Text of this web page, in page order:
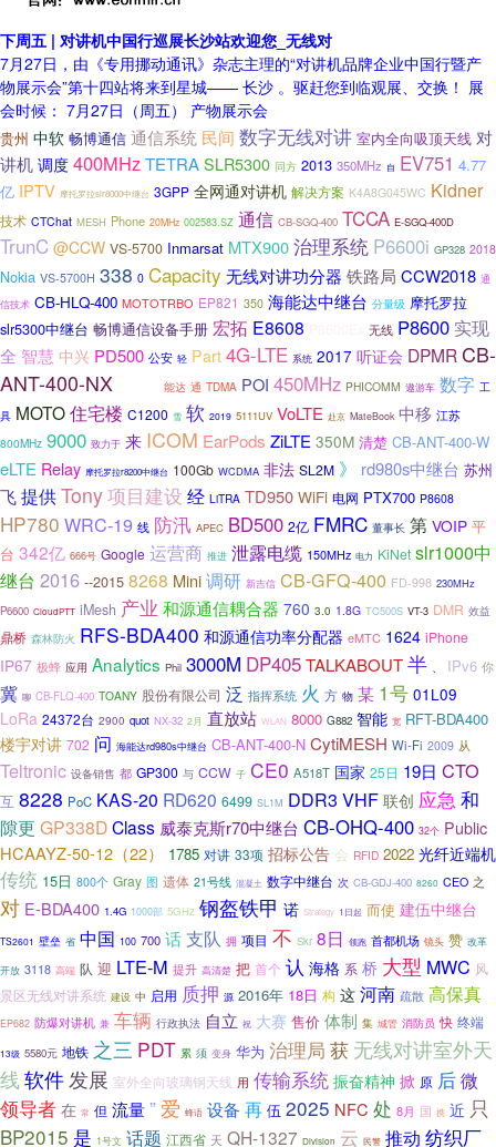
下周五 | 对讲机中国行巡展长沙站欢迎您_无线对
7月27日，由《专用挪动通讯》杂志主理的“对讲机品牌企业中国行暨产
物展示会”第十四站将来到星城—— 长沙 。驱赶您到临观展、交换！ 展
会时候： 7月27日（周五） 产物展示会
贵州 中软 畅博通信 通信系统 民间 数字无线对讲 室内全向吸顶天线 对
讲机 调度 400MHzTETRA SLR5300 同方 2013 350MHz 自 EV751 4.77
亿 IPTV 摩托罗拉slr8000中继台 3GPP 全网通对讲机 解决方案 K4A8G045WC Kidner
技术 CTChat MESH Phone 20MHz 002583.SZ 通信 CB-SGQ-400 TCCA E-SGQ-400D
TrunC @CCW VS-5700 Inmarsat MTX900治理系统 P6600i GP328 2018
Nokia VS-5700H 338 0 Capacity 无线对讲功分器 铁路局 CCW2018 通
信技术 CB-HLQ-400 MOTOTRBO EP821 350 海能达中继台 分量级 摩托罗拉
slr5300中继台 畅博通信设备手册 宏拓 E8608 无线 P8600 实现
全 智慧 中兴 PD500 公安 轻 Part 4G-LTE 系统 2017 听证会 DPMR CB-
ANT-400-NX
能达 通 TDMA POI 450MHz PHICOMM 遨游车 数字 工
具 MOTO住宅楼 C1200 雪 软 2019 5111UV VoLTE 赴京 MateBook 中移 江苏
800MHz 9000 致力于 来 ICOM EarPods ZiLTE 350M 清楚 CB-ANT-400-W
eLTE Relay 摩托罗拉r8200中继台 100Gb WCDMA 非法 SL2M 》 rd980s中继台 苏州
飞提供Tony项目建设 经 LiTRA TD950 WiFi 电网 PTX700 P8608
HP780 WRC-19 线 防汛 APEC BD500 2亿 FMRC 董事长 第 VOIP 平
台 342亿 666号 Google 运营商 推进 泄露电缆 150MHz 电力 KiNet slr1000中
继台 2016 --2015 8268 Mini调研 新吉信 CB-GFQ-400 FD-998 230MHz
P6600 CloudPTT iMesh 产业 和源通信耦合器 760 3.0 1.8G TC500S VT-3 DMR 效益
鼎桥 森林防火 RFS-BDA400 和源通信功率分配器 eMTC 1624 iPhone
IP67 极蜂 应用 Analytics Phil 3000M DP405TALKABOUT半 、 IPv6 你
冀 聊 CB-FLQ-400 TOANY 股份有限公司 泛 指挥系统 火 方 物 某 1号 01L09
LoRa 24372台 2900 quot NX-32 2月 直放站 WLAN 8000 G882 智能 宽 RFT-BDA400
楼宇对讲 702 问 海能达rd980s中继台 CB-ANT-400-N CytiMESH Wi-Fi 2009 从
Teltronic 设备销售 都 GP300 与 CCW 子 CE0 A518T 国家 25日 19日 CTO
互 8228 PoC KAS-20 RD620 6499 SL1M DDR3 VHF 联创 应急 和
隙更 GP338DClass 威泰克斯r70中继台 CB-OHQ-400 32个 Public
HCAAYZ-50-12（22）
1785 对讲 33项 招标公告 会 RFID 2022 光纤近端机
传统 15日 800个 Gray 图 遗体 21号线 混凝土 数字中继台 次 CB-GDJ-400 8260 CEO 之
对 E-BDA400 1.4G 1000部 5GHz 钢盔铁甲 诺 Strategy 1日起 而使 建伍中继台
TS2601 壁垒 省 中国 100 700 话支队 拥 项目 不 Skr 8日 领跑 首都机场 镜头 赞 改革
开放 3118 高端 队 迎 LTE-M 提升 高清楚 把 首个 认 海格 系 桥 大型 MWC 风
景区无线对讲系统 建设 中 启用 质押 源 2016年 18日 构 这 河南 疏散 高保真
EP682 防爆对讲机 兼 车辆 行政执法 自立 祝 大赛 售价 体制 集 城管 消防员 快 终端
13级 5580元 地铁 之三 PDT 累 须 变身 华为 治理局 获 无线对讲室外天
线软件发展 室外全向玻璃钢天线 用 传输系统 振奋精神 掀 原 后微
领导者 在 常 但 流量 ”爱 蜂语 设备 再 伍 2025 NFC 处 8月 国 携 近 只
BP2015 是 1号文 话题 江西省 天 QH-1327 Division 云 民警 推动 纺织厂